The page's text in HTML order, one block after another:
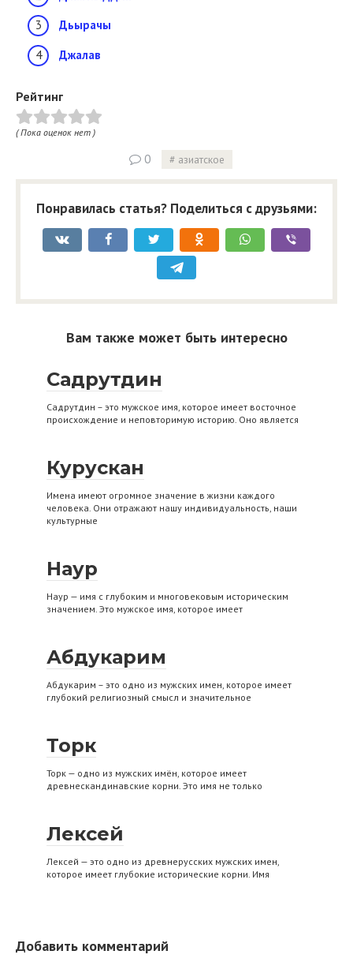
Дьырачы
Джалав
Рейтинг
( Пока оценок нет )
0 азиатское
Понравилась статья? Поделиться с друзьями:
Вам также может быть интересно
Садрутдин
Садрутдин – это мужское имя, которое имеет восточное
происхождение и неповторимую историю. Оно является
Курускан
Имена имеют огромное значение в жизни каждого
человека. Они отражают нашу индивидуальность, наши
культурные
Наур
Наур — имя с глубоким и многовековым историческим
значением. Это мужское имя, которое имеет
Абдукарим
Абдукарим – это одно из мужских имен, которое имеет
глубокий религиозный смысл и значительное
Торк
Торк — одно из мужских имён, которое имеет
древнескандинавские корни. Это имя не только
Лексей
Лексей — это одно из древнерусских мужских имен,
которое имеет глубокие исторические корни. Имя
Добавить комментарий